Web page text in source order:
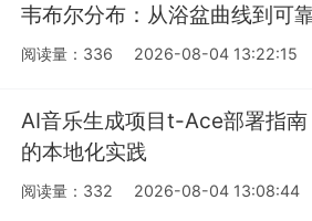
韦布尔分布：从浴盆曲线到可
阅读量：336 2026-08-04 13:22:15
AI音乐生成项目t-Ace部署指
的本地化实践
阅读量：332 2026-08-04 13:08:44